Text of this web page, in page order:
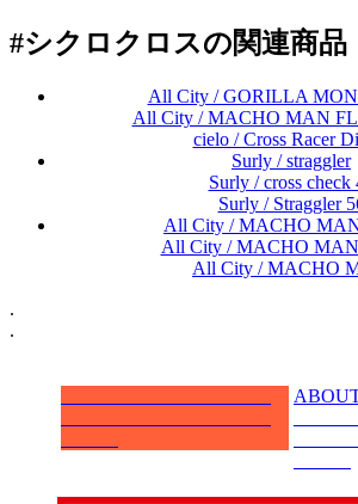
#シクロクロスの関連商品
All City / GORILLA
All City / MACHO MAN
cielo / Cross Racer
Surly / straggler
Surly / cross check
Surly / Straggler
All City / MACHO
All City / MACHO
All City / MACHO
.
.